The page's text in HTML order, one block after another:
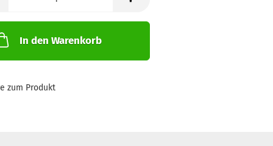
In den Warenkorb
zum Produkt